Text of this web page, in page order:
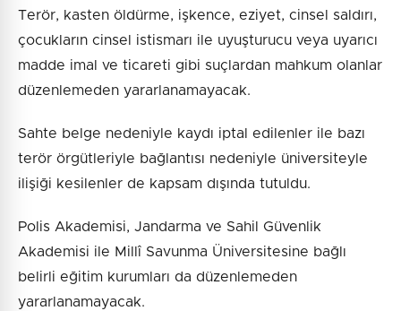
Terör, kasten öldürme, işkence, eziyet, cinsel saldırı,
çocukların cinsel istismarı ile uyuşturucu veya uyarıcı
madde imal ve ticareti gibi suçlardan mahkum olanlar
düzenlemeden yararlanamayacak.
Sahte belge nedeniyle kaydı iptal edilenler ile bazı
terör örgütleriyle bağlantısı nedeniyle üniversiteyle
ilişiği kesilenler de kapsam dışında tutuldu.
Polis Akademisi, Jandarma ve Sahil Güvenlik
Akademisi ile Millî Savunma Üniversitesine bağlı
belirli eğitim kurumları da düzenlemeden
yararlanamayacak.